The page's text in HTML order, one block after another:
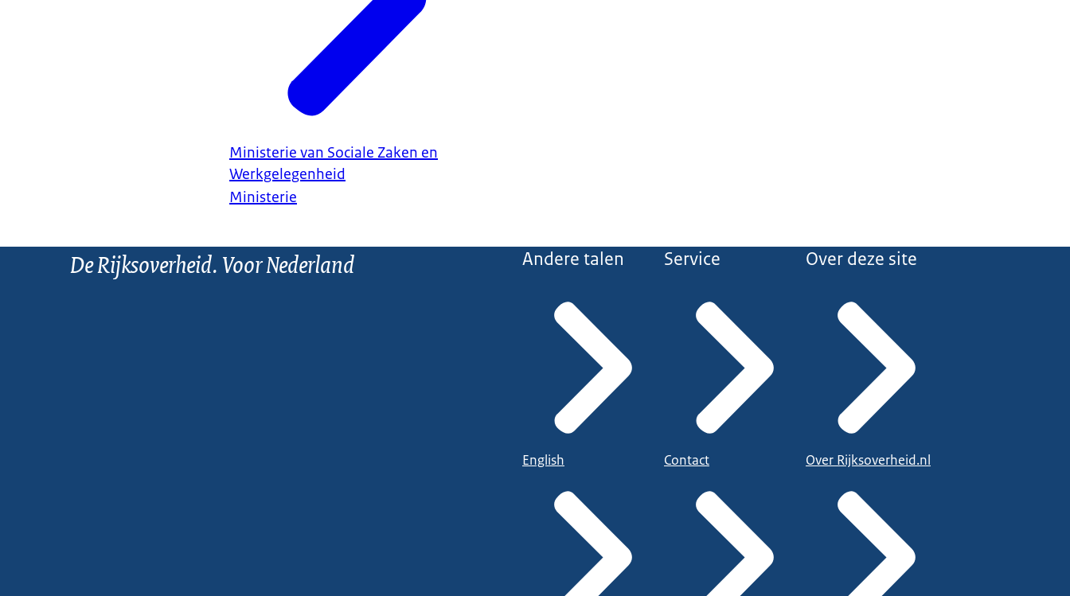
Ministerie van Sociale Zaken en
Werkgelegenheid
Ministerie
De Rijksoverheid. Voor Nederland Andere talen
English
Service
Contact
Over deze site
Over Rijksoverheid.nl